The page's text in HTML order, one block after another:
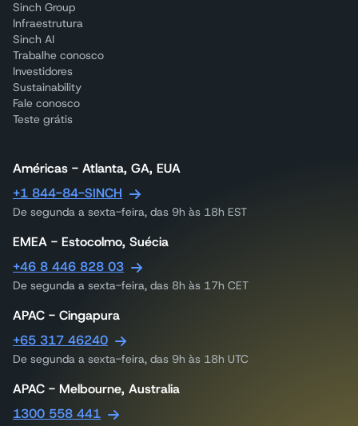
Sinch Group
Infraestrutura
Sinch AI
Trabalhe conosco
Investidores
Sustainability
Fale conosco
Teste grátis
Américas - Atlanta, GA, EUA
+1 844-84-SINCH
De segunda a sexta-feira, das 9h às 18h EST
EMEA - Estocolmo, Suécia
+46 8 446 828 03
De segunda a sexta-feira, das 8h às 17h CET
APAC - Cingapura
+65 317 46240
De segunda a sexta-feira, das 9h às 18h UTC
APAC - Melbourne, Australia
1300 558 441